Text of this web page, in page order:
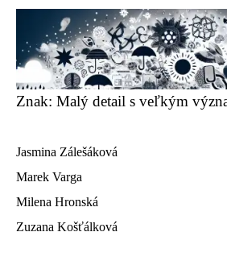
Znak: Malý detail s veľkým
Jasmina Zálešáková
Marek Varga
Milena Hronská
Zuzana Košťálková